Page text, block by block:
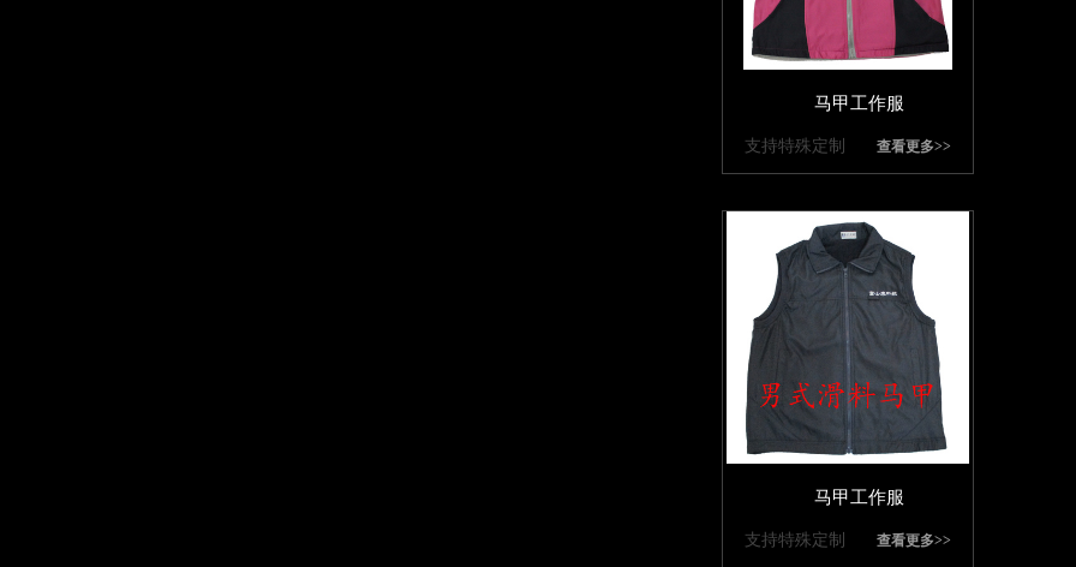
马甲工作服
支持特殊定制 查看更多>>
马甲工作服
支持特殊定制 查看更多>>